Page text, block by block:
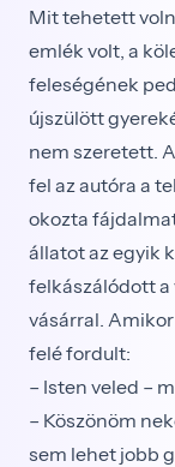
Mit tehetett
emlék volt, a
feleségének
újszülött
nem szeretett.
fel az autóra a
okozta
állatot az egyik
felkászálódott a
vásárral.
felé fordult:
– Isten veled –
– Köszönöm
sem lehet jobb